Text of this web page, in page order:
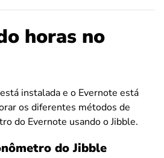
horas no
instalada e o Evernote está
os diferentes métodos de
do Evernote usando o Jibble.
do Jibble